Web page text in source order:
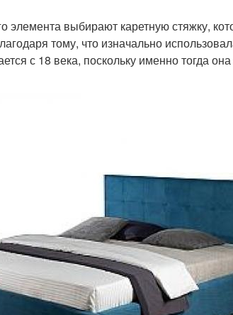
элемента выбирают каретную стяжку,
тому, что изначально
с 18 века, поскольку именно тогда